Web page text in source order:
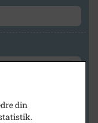
din